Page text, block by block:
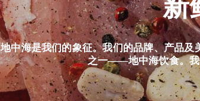
新
地中海是我们的象征。我们的品牌、产品
之一——地中海饮食。我